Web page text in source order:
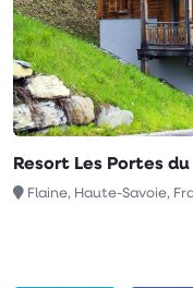
Resort Les Portes
Flaine, Haute-Savoie,